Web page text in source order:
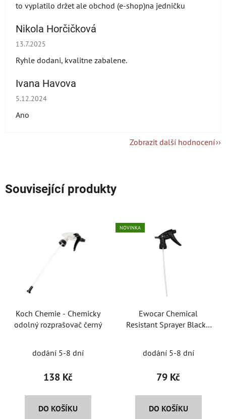
to vyplatilo držet ale obchod (e-shop)na jedničku
Nikola Horčičková
Hodnocení obchodu je 5 z 5 hvězdiček.
13.7.2025
Ryhle dodani, kvalitne zabalene.
Ivana Havova
Hodnocení obchodu je 5 z 5 hvězdiček.
5.12.2024
Ano
Zobrazit další hodnocení
Související produkty
Koch Chemie - Chemicky
odolný rozprašovač černý
hodnocení
produktu
5,0
z
dodání 5-8 dní
138 Kč
DO KOŠÍKU
NOVINKA
Ewocar Chemical
Resistant Sprayer Black -
dodání 5-8 dní
79 Kč
DO KOŠÍKU